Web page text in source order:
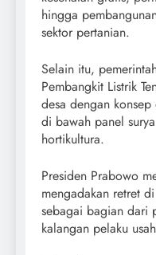
hingga
sektor pertanian.
Selain itu,
Pembangkit Listrik
desa dengan konsep
di bawah panel
hortikultura.
Presiden Prabowo
mengadakan retret
sebagai bagian dari
kalangan pelaku